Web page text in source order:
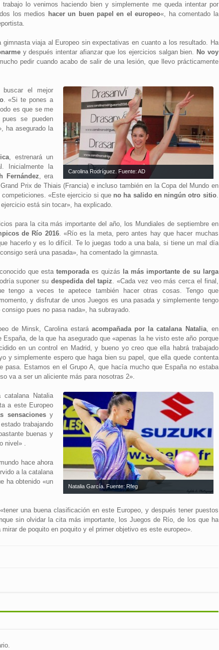
trabajo lo venimos haciendo bien y simplemente me queda intentar por
los medios hacer un buen papel en el europeo«, ha comentado la
gimnasta viaja al Europeo sin expectativas en cuanto a los resultado. Ha
y después intentar afianzar que los ejercicios salgan bien. No voy
pedir cuando acabo de salir de una lesión, que llevo prácticamente
Carolina Rodríguez. Fuente: AD
buscar el mejor
. «Si te pones a
es que se me
se pueden
ha asegurado la
, estrenará un
Inicialmente la
Fernández, era
Prix de Thiais (Francia) e incluso también en la Copa del Mundo en
«Este ejercicio si que no ha salido en ningún otro sitio.
está sin tocar», ha explicado.
para la cita más importante del año, los Mundiales de septiembre en
de Río 2016. «Río es la meta, pero antes hay que hacer muchas
hacerlo y es lo difícil. Te lo juegas todo a una bala, si tiene un mal día
será una pasada», ha comentado la gimnasta.
que estatemporadaes quizás
la más importante de su larga
suponer su despedida del tapiz. «Cada vez veo más cerca el final,
tengo a veces te apetece también hacer otras cosas. Tengo que
y disfrutar de unos Juegos es una pasada y simplemente tengo
pues no pasa nada», ha subrayado.
de Minsk, Carolina estaráacompañada por la catalana Natalia, en
España, de la que ha asegurado que «apenas la he visto este año porque
en un control en Madrid, y bueno yo creo que ella habrá trabajado
y simplemente espero que haga bien su papel, que ella quede contenta
pasa. Estamos en el Grupo A, que hacía mucho que España no estaba
va a ser un aliciente más para nosotras 2».
Natalia García. Fuente: Rfeg
Natalia
a este Europeo
sensacionesy
trabajando
buenas y
nivel» .
hace ahora
a la catalana
ha obtenido «un
«tener una buena clasificación en este Europeo, y después tener puestos
sin olvidar la cita más importante, los Juegos de Río, de los que ha
de poquito en poquito y el primer objetivo es este europeo».